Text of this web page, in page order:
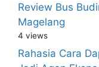
Review Bus
Magelang
4 views
Rahasia Cara